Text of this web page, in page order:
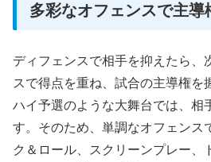
多彩なオフェンスで主導
ディフェンスで相手を抑えたら、
スで得点を重ね、試合の主導権を
ハイ予選のような大舞台では、相
す。そのため、単調なオフェンス
ク＆ロール、スクリーンプレー、